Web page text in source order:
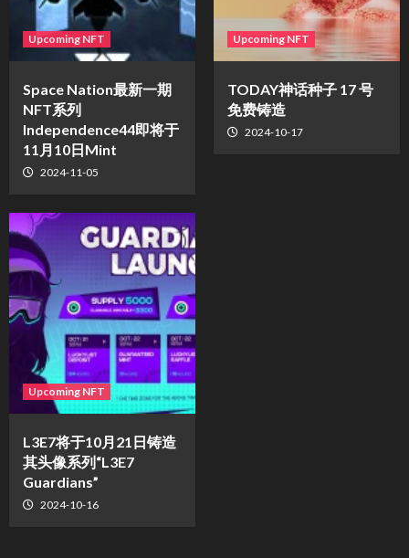
Upcoming NFT
Space Nation最新一期
NFT系列
Independence44即将于
11月10日Mint
2024-11-05
Upcoming NFT
TODAY神话种子 17 号
免费铸造
2024-10-17
Upcoming NFT
L3E7将于10月21日铸造
其头像系列“L3E7
Guardians”
2024-10-16